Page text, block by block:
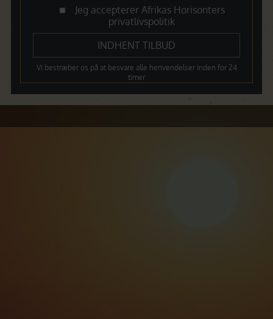
Jeg accepterer Afrikas Horisonters
privatlivspolitik
Vi bestræber os på at besvare alle henvendelser inden for 24
timer
Dagsprogram